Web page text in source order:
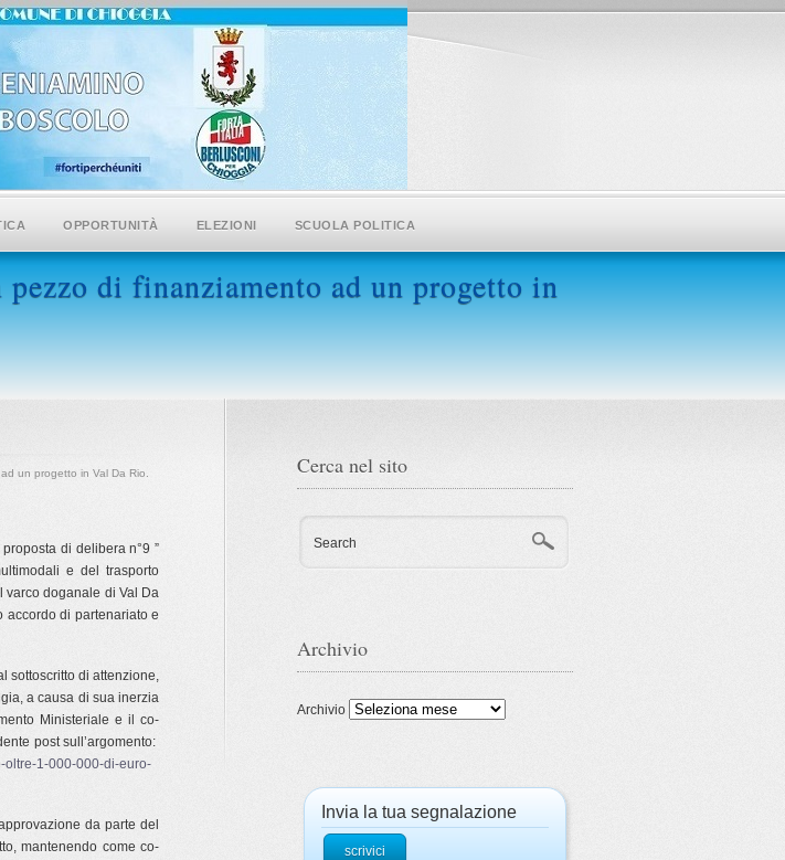
OPPORTUNITÀ ELEZIONI SCUOLA POLITICA
di finanziamento ad un progetto in
un progetto in Val Da Rio.
di delibera n°9 ”
e del trasporto
varco doganale di Val Da
accordo di partenariato e
sottoscritto di attenzione,
a causa di sua inerzia
Ministeriale e il co-
post sull’argomento:
oltre-1-000-000-di-euro-
da parte del
mantenendo come co-
Cerca nel sito
Search
Archivio
Archivio
Invia la tua segnalazione
scrivici